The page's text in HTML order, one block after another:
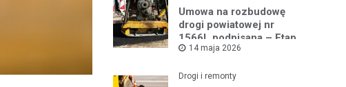
Umowa na rozbudowę
drogi powiatowej nr
1566L podpisana – Etap
III w toku
14 maja 2026
Drogi i remonty